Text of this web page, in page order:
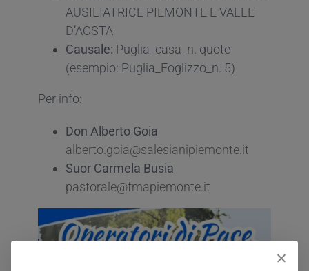
AUSILIATRICE PIEMONTE E VALLE
D’AOSTA
Causale: Puglia_casa_n. quote
(esempio: Puglia_Foglizzo_n. 5)
Per info:
Don Alberto Goia
alberto.goia@salesianipiemonte.it
Suor Carmela Busia
pastorale@fmapiemonte.it